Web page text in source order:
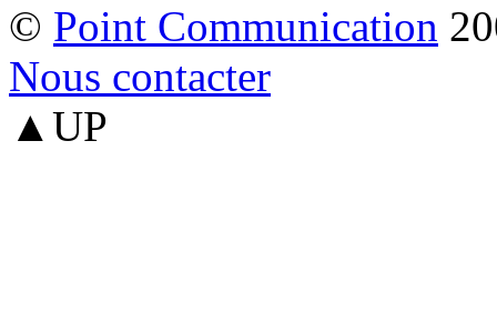
© Point Communication
Nous contacter
▲UP